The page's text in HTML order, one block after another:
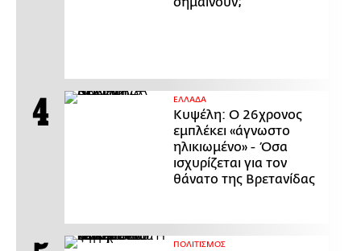
ΕΛΛΑΔΑ
Κυψέλη: Ο 26χρονος
εμπλέκει «άγνωστο
ηλικιωμένο» - Όσα
ισχυρίζεται για τον
θάνατο της Βρετανίδας
ΠΟΛΙΤΙΣΜΟΣ